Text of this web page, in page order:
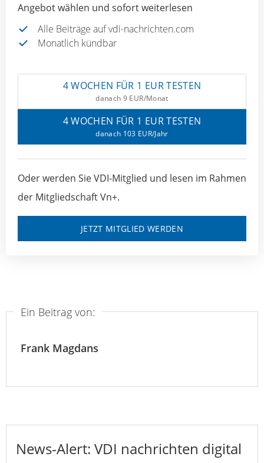
Angebot wählen und sofort weiterlesen
Alle Beiträge auf vdi-nachrichten.com
Monatlich kündbar
4 WOCHEN FÜR 1 EUR TESTEN
danach 9 EUR/Monat
4 WOCHEN FÜR 1 EUR TESTEN
danach 103 EUR/Jahr
Oder werden Sie VDI-Mitglied und lesen im Rahmen
der Mitgliedschaft Vn+.
JETZT MITGLIED WERDEN
Ein Beitrag von:
Frank Magdans
News-Alert: VDI nachrichten digital